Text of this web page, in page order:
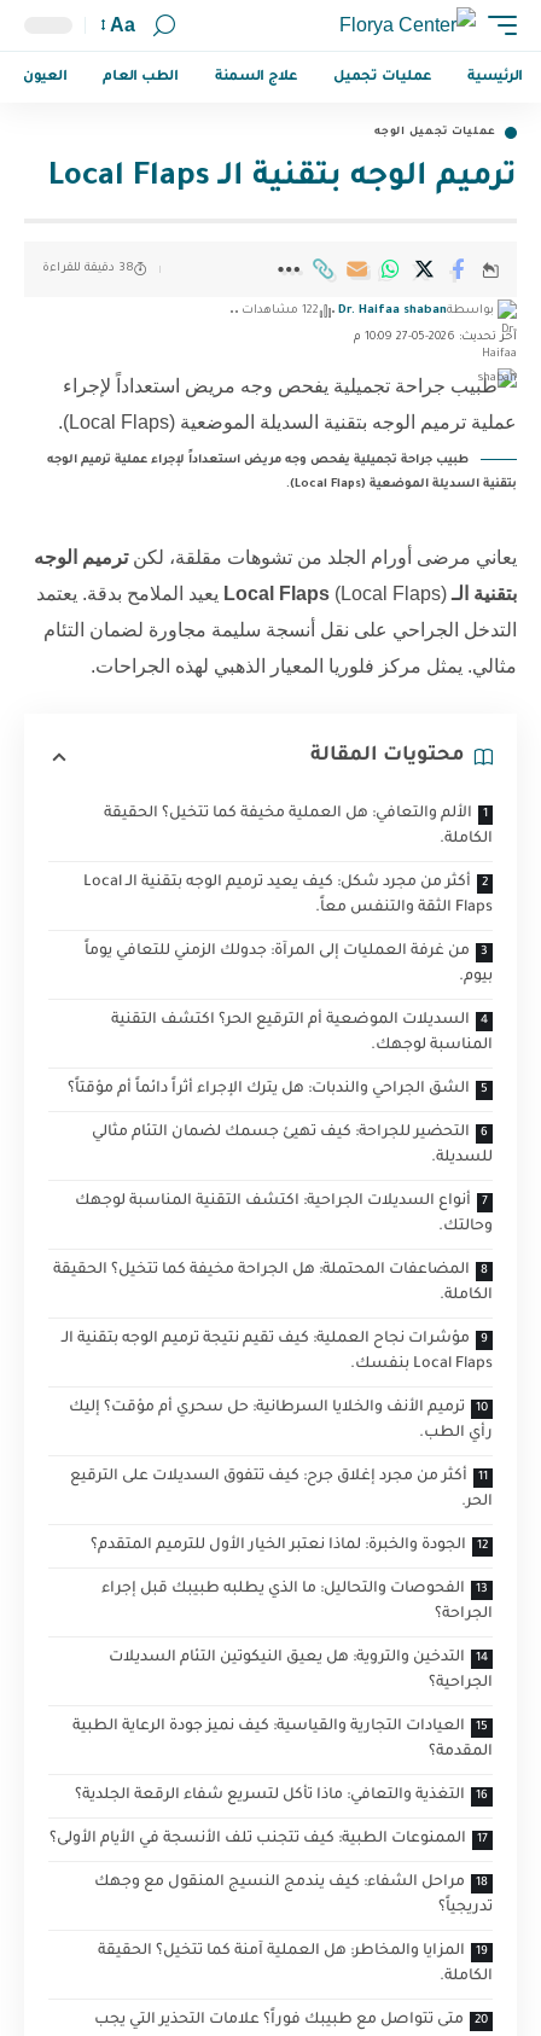
Aa
الرئيسية عمليات تجميل علاج السمنة الطب العام العيون
عمليات تجميل الوجه
ترميم الوجه بتقنية الـ Local Flaps
آخر تحديث: 2026-05-27 10:09 م
بواسطةDr. Haifaa shaban 122 مشاهدات
38 دقيقة للقراءة
طبيب جراحة تجميلية يفحص وجه مريض استعداداً لإجراء عملية ترميم الوجه
بتقنية السديلة الموضعية (Local Flaps).
يعاني مرضى أورام الجلد من تشوهات مقلقة، لكنترميم الوجه
بتقنية الـ Local Flaps
(Local Flaps) يعيد الملامح بدقة. يعتمد
التدخل الجراحي على نقل أنسجة سليمة مجاورة لضمان التئام
مثالي. يمثل مركز فلوريا المعيار الذهبي لهذه الجراحات.
محتويات المقالة
الألم والتعافي: هل العملية مخيفة كما تتخيل؟ الحقيقة
الكاملة.
أكثر من مجرد شكل: كيف يعيد ترميم الوجه بتقنية الـ Local
Flaps الثقة والتنفس معاً.
من غرفة العمليات إلى المرآة: جدولك الزمني للتعافي يوماً
بيوم.
السديلات الموضعية أم الترقيع الحر؟ اكتشف التقنية
المناسبة لوجهك.
الشق الجراحي والندبات: هل يترك الإجراء أثراً دائماً أم مؤقتاً؟
التحضير للجراحة: كيف تهيئ جسمك لضمان التئام مثالي
للسديلة.
أنواع السديلات الجراحية: اكتشف التقنية المناسبة لوجهك
وحالتك.
المضاعفات المحتملة: هل الجراحة مخيفة كما تتخيل؟ الحقيقة
الكاملة.
مؤشرات نجاح العملية: كيف تقيم نتيجة ترميم الوجه بتقنية الـ
Local Flaps بنفسك.
ترميم الأنف والخلايا السرطانية: حل سحري أم مؤقت؟ إليك
رأي الطب.
أكثر من مجرد إغلاق جرح: كيف تتفوق السديلات على الترقيع
الحر.
الجودة والخبرة: لماذا نعتبر الخيار الأول للترميم المتقدم؟
الفحوصات والتحاليل: ما الذي يطلبه طبيبك قبل إجراء
الجراحة؟
التدخين والتروية: هل يعيق النيكوتين التئام السديلات
الجراحية؟
العيادات التجارية والقياسية: كيف نميز جودة الرعاية الطبية
المقدمة؟
التغذية والتعافي: ماذا تأكل لتسريع شفاء الرقعة الجلدية؟
الممنوعات الطبية: كيف تتجنب تلف الأنسجة في الأيام الأولى؟
مراحل الشفاء: كيف يندمج النسيج المنقول مع وجهك
تدريجياً؟
المزايا والمخاطر: هل العملية آمنة كما تتخيل؟ الحقيقة
الكاملة.
متى تتواصل مع طبيبك فوراً؟ علامات التحذير التي يجب